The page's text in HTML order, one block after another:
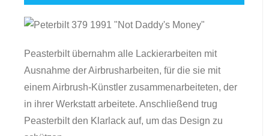
Peasterbilt übernahm alle Lackierarbeiten mit
Ausnahme der Airbrusharbeiten, für die sie mit
einem Airbrush-Künstler zusammenarbeiteten, der
in ihrer Werkstatt arbeitete. Anschließend trug
Peasterbilt den Klarlack auf, um das Design zu